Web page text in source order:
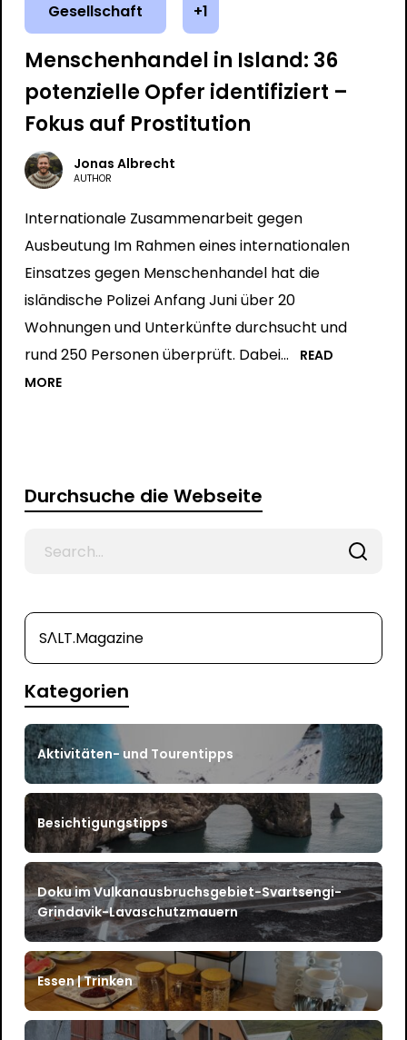
Gesellschaft +1
Menschenhandel in Island: 36
potenzielle Opfer identifiziert –
Fokus auf Prostitution
Jonas Albrecht
AUTHOR
Internationale Zusammenarbeit gegen
Ausbeutung Im Rahmen eines internationalen
Einsatzes gegen Menschenhandel hat die
isländische Polizei Anfang Juni über 20
Wohnungen und Unterkünfte durchsucht und
rund 250 Personen überprüft. Dabei...
READ
MORE
Durchsuche die Webseite
SΛLT.Magazine
Kategorien
Aktivitäten- und Tourentipps
Besichtigungstipps
Doku im Vulkanausbruchsgebiet-Svartsengi-
Grindavik-Lavaschutzmauern
Essen | Trinken